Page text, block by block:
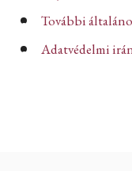
További
Adatvédelmi